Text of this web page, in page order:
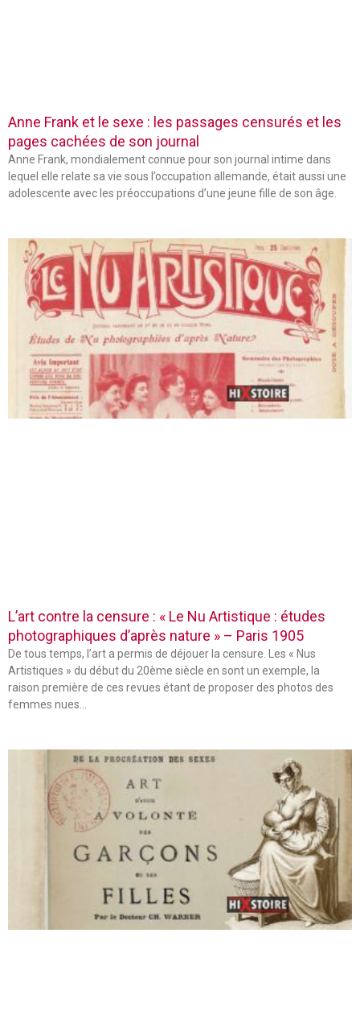
Anne Frank et le sexe : les passages censurés et les
pages cachées de son journal
Anne Frank, mondialement connue pour son journal intime dans
lequel elle relate sa vie sous l’occupation allemande, était aussi une
adolescente avec les préoccupations d’une jeune fille de son âge.
L’art contre la censure : « Le Nu Artistique : études
photographiques d’après nature » – Paris 1905
De tous temps, l’art a permis de déjouer la censure. Les « Nus
Artistiques » du début du 20ème siècle en sont un exemple, la
raison première de ces revues étant de proposer des photos des
femmes nues…